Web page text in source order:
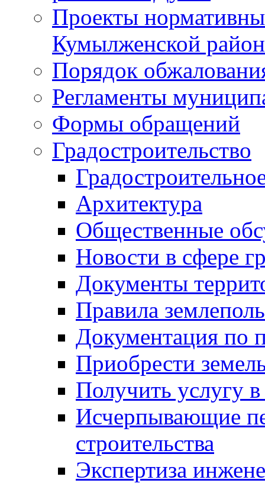
Проекты
Кумылженской
Порядок
Регламенты
Формы обращений
Градостроительство
Архитектура
Общественные
Новости в сфере
Документы
Правила
Документация по
Приобрести
Получить услугу в
Исчерпывающие
строительства
Экспертиза